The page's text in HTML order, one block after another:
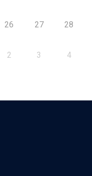
26 27 28
2 3 4